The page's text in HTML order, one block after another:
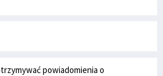
powiadomienia o